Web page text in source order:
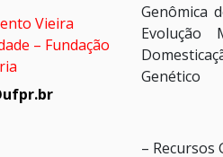
Vieira
– Fundação
Genômica
Evolução
Genético
– Recursos